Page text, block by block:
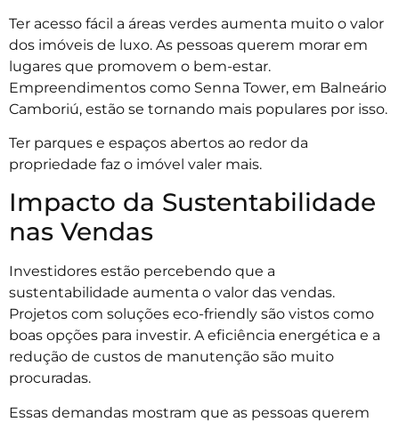
Ter acesso fácil a áreas verdes aumenta muito o valor
dos imóveis de luxo. As pessoas querem morar em
lugares que promovem o bem-estar.
Empreendimentos como Senna Tower, em Balneário
Camboriú, estão se tornando mais populares por isso.
Ter parques e espaços abertos ao redor da
propriedade faz o imóvel valer mais.
Impacto da Sustentabilidade
nas Vendas
Investidores estão percebendo que a
sustentabilidade aumenta o valor das vendas.
Projetos com soluções eco-friendly são vistos como
boas opções para investir. A eficiência energética e a
redução de custos de manutenção são muito
procuradas.
Essas demandas mostram que as pessoas querem